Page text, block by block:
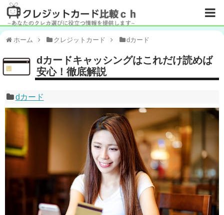
ホーム クレジットカード dカード
dカードキャッシングはこれだけ読めば
安心！徹底解説
dカード